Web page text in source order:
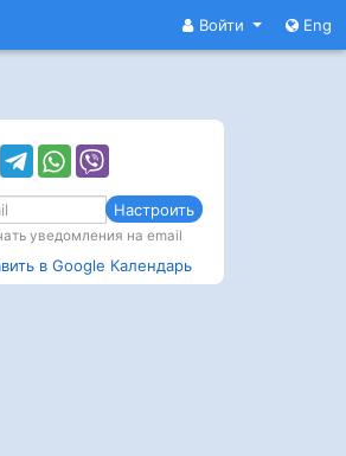
Войти Eng
Настроить
уведомления на email
в Google Календарь